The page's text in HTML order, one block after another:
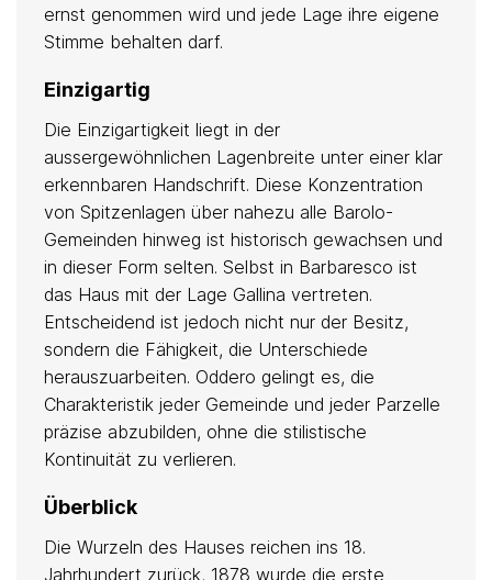
ernst genommen wird und jede Lage ihre eigene
Stimme behalten darf.
Einzigartig
Die Einzigartigkeit liegt in der
aussergewöhnlichen Lagenbreite unter einer klar
erkennbaren Handschrift. Diese Konzentration
von Spitzenlagen über nahezu alle Barolo-
Gemeinden hinweg ist historisch gewachsen und
in dieser Form selten. Selbst in Barbaresco ist
das Haus mit der Lage Gallina vertreten.
Entscheidend ist jedoch nicht nur der Besitz,
sondern die Fähigkeit, die Unterschiede
herauszuarbeiten. Oddero gelingt es, die
Charakteristik jeder Gemeinde und jeder Parzelle
präzise abzubilden, ohne die stilistische
Kontinuität zu verlieren.
Überblick
Die Wurzeln des Hauses reichen ins 18.
Jahrhundert zurück, 1878 wurde die erste